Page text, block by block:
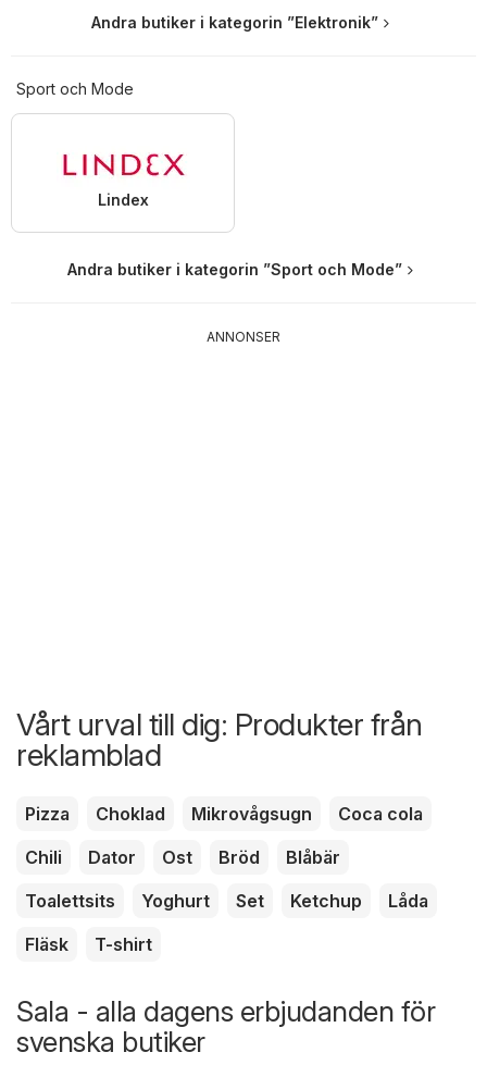
Andra butiker i kategorin ”Elektronik”
Sport och Mode
Lindex
Andra butiker i kategorin ”Sport och Mode”
ANNONSER
Vårt urval till dig: Produkter från
reklamblad
Pizza Choklad Mikrovågsugn
Coca cola
Chili
Dator Ost Bröd
Blåbär
Toalettsits
Yoghurt Set Ketchup
Låda
Fläsk
T-shirt
Sala - alla dagens erbjudanden för
svenska butiker